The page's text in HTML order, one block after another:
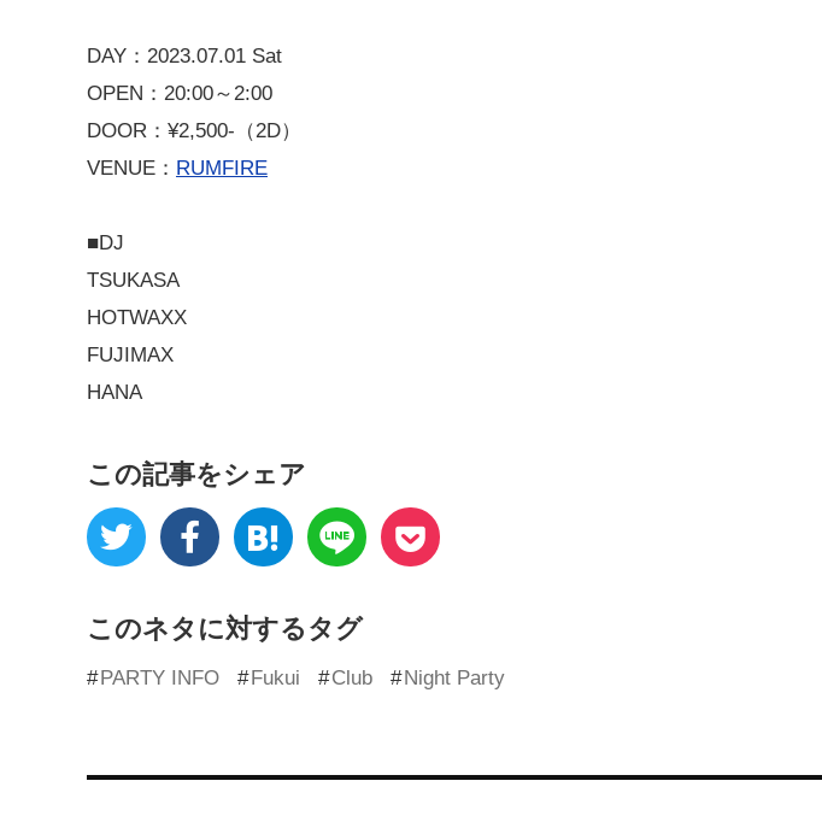
DAY：2023.07.01 Sat
OPEN：20:00～2:00
DOOR：¥2,500-（2D）
VENUE： RUMFIRE
■DJ
TSUKASA
HOTWAXX
FUJIMAX
HANA
この記事をシェア
このネタに対するタグ
PARTY INFO Fukui Club Night Party